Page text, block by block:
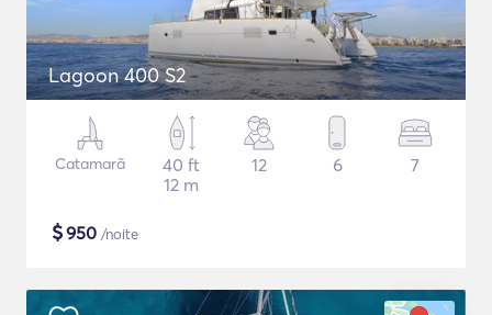
Lagoon 400 S2
Catamarã
40 ft
12 m
12 6 7
$950 /noite